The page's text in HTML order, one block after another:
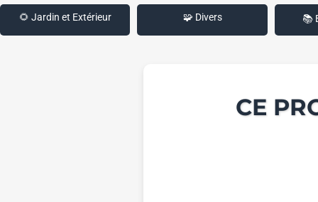
🌻 Jardin et Extérieur 🧩 Divers 📚
CE